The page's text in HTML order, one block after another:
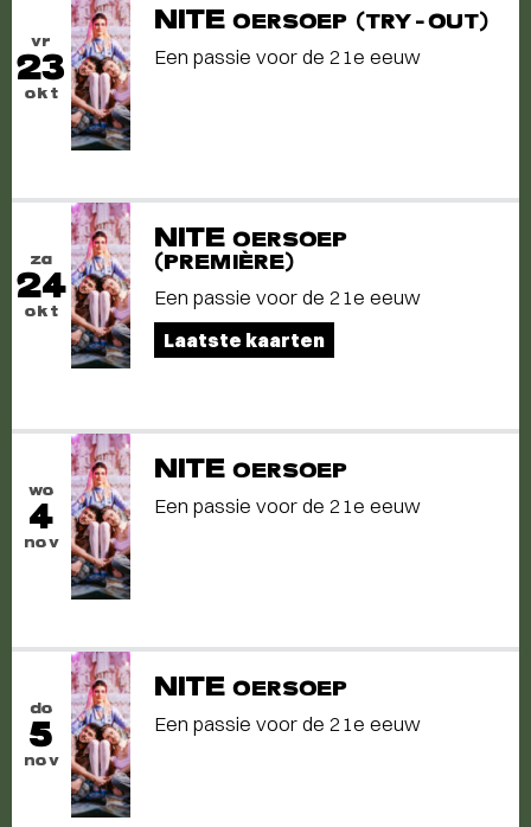
vr
23
okt
NITE OERSOEP (TRY-OUT)
Een passie voor de 21e eeuw
za
24
okt
NITE OERSOEP
(PREMIÈRE)
Een passie voor de 21e eeuw
Laatste kaarten
wo
4
nov
NITE OERSOEP
Een passie voor de 21e eeuw
do
5
nov
NITE OERSOEP
Een passie voor de 21e eeuw